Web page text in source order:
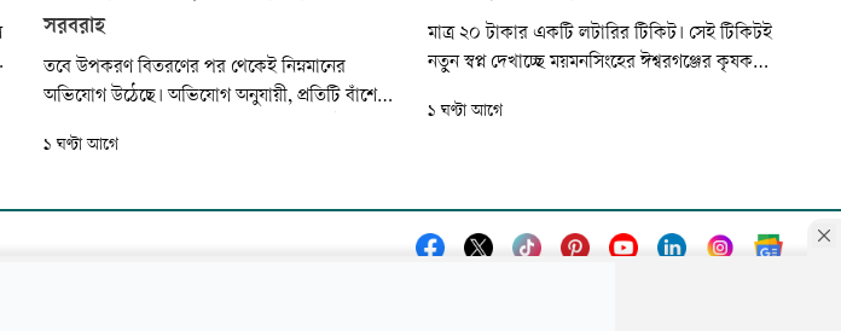
সরবরাহ
তবে উপকরণ বিতরণের পর থেকেই নিম্নমানের
অভিযোগ উঠেছে। অভিযোগ অনুযায়ী, প্রতিটি বাঁশের
কিন্তু সরবরাহ করা খুঁটিগুলো অপরিপক্ব ও নিম্নমানের।
৬০ টাকা পর্যন্ত মূল্য নির্ধারণ করা হলেও বিতরণ করা
১ ঘণ্টা আগে
মাত্র ২০ টাকার একটি লটারির টিকিট। সেই টিকিটই
নতুন স্বপ্ন দেখাচ্ছে ময়মনসিংহের ঈশ্বরগঞ্জের কৃষক
সমিতির (বিপিকেএস) জাতীয় লটারি-২০২৬-এর
ও সংশ্লিষ্ট কর্তৃপক্ষের
১ ঘণ্টা আগে